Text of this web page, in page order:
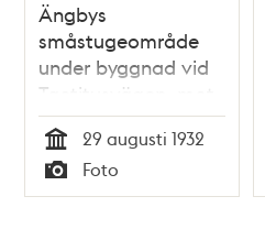
Ängbys
småstugeområde
under byggnad vid
Tactitusvägen, mot
öster
Tid
29 augusti 1932
Typ
Foto